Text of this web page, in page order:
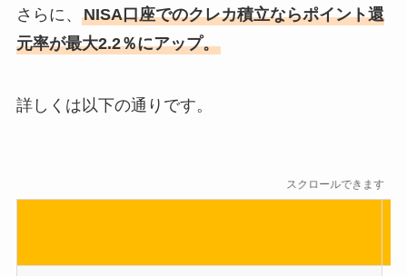
さらに、 NISA口座でのクレカ積立ならポイント還
元率が最大2.2％にアップ。
詳しくは以下の通りです。
スクロールできます